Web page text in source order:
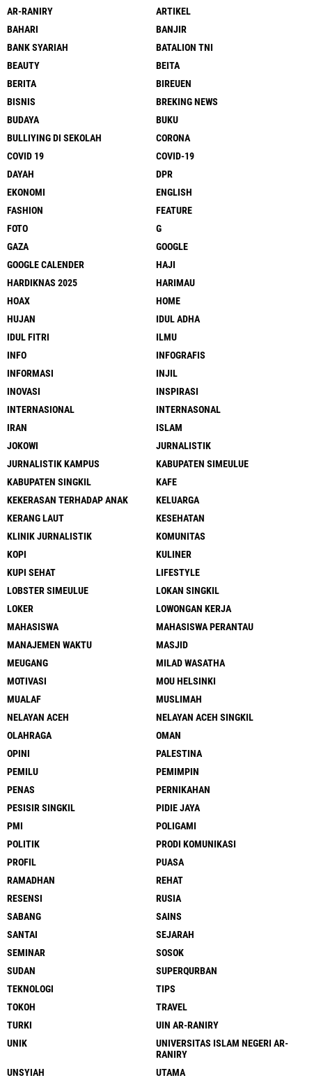
AR-RANIRY
ARTIKEL
BAHARI
BANJIR
BANK SYARIAH
BATALION TNI
BEAUTY
BEITA
BERITA
BIREUEN
BISNIS
BREKING NEWS
BUDAYA
BUKU
BULLIYING DI SEKOLAH
CORONA
COVID 19
COVID-19
DAYAH
DPR
EKONOMI
ENGLISH
FASHION
FEATURE
FOTO
G
GAZA
GOOGLE
GOOGLE CALENDER
HAJI
HARDIKNAS 2025
HARIMAU
HOAX
HOME
HUJAN
IDUL ADHA
IDUL FITRI
ILMU
INFO
INFOGRAFIS
INFORMASI
INJIL
INOVASI
INSPIRASI
INTERNASIONAL
INTERNASONAL
IRAN
ISLAM
JOKOWI
JURNALISTIK
JURNALISTIK KAMPUS
KABUPATEN SIMEULUE
KABUPATEN SINGKIL
KAFE
KEKERASAN TERHADAP ANAK
KELUARGA
KERANG LAUT
KESEHATAN
KLINIK JURNALISTIK
KOMUNITAS
KOPI
KULINER
KUPI SEHAT
LIFESTYLE
LOBSTER SIMEULUE
LOKAN SINGKIL
LOKER
LOWONGAN KERJA
MAHASISWA
MAHASISWA PERANTAU
MANAJEMEN WAKTU
MASJID
MEUGANG
MILAD WASATHA
MOTIVASI
MOU HELSINKI
MUALAF
MUSLIMAH
NELAYAN ACEH
NELAYAN ACEH SINGKIL
OLAHRAGA
OMAN
OPINI
PALESTINA
PEMILU
PEMIMPIN
PENAS
PERNIKAHAN
PESISIR SINGKIL
PIDIE JAYA
PMI
POLIGAMI
POLITIK
PRODI KOMUNIKASI
PROFIL
PUASA
RAMADHAN
REHAT
RESENSI
RUSIA
SABANG
SAINS
SANTAI
SEJARAH
SEMINAR
SOSOK
SUDAN
SUPERQURBAN
TEKNOLOGI
TIPS
TOKOH
TRAVEL
TURKI
UIN AR-RANIRY
UNIK
UNIVERSITAS ISLAM NEGERI AR-
RANIRY
UNSYIAH
UTAMA